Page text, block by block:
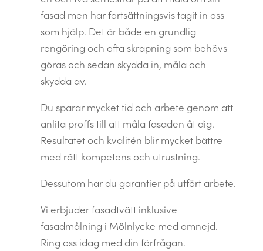
fasad men har fortsättningsvis tagit in oss
som hjälp. Det är både en grundlig
rengöring och ofta skrapning som behövs
göras och sedan skydda in, måla och
skydda av.
Du sparar mycket tid och arbete genom att
anlita proffs till att måla fasaden åt dig.
Resultatet och kvalitén blir mycket bättre
med rätt kompetens och utrustning.
Dessutom har du garantier på utfört arbete.
Vi erbjuder fasadtvätt inklusive
fasadmålning i Mölnlycke med omnejd.
Ring oss idag med din förfrågan.